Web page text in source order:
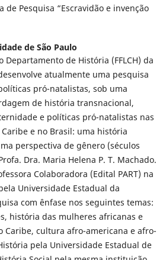
de Pesquisa “Escravidão e invenção
de São Paulo
de História (FFLCH) da
atualmente uma pesquisa
pró-natalistas, sob uma
de história transnacional,
e políticas pró-natalistas nas
e no Brasil: uma história
perspectiva de gênero (séculos
Dra. Maria Helena P. T. Machado.
Colaboradora (Edital PART) na
Universidade Estadual da
com ênfase nos seguintes temas:
história das mulheres africanas e
Caribe, cultura afro-americana e afro-
pela Universidade Estadual de